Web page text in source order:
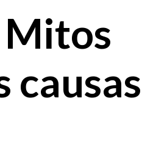
Mitos
causas